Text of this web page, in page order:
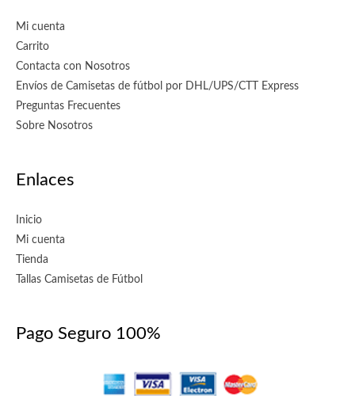
Mi cuenta
Carrito
Contacta con Nosotros
Envíos de Camisetas de fútbol por DHL/UPS/CTT Express
Preguntas Frecuentes
Sobre Nosotros
Enlaces
Inicio
Mi cuenta
Tienda
Tallas Camisetas de Fútbol
Pago Seguro 100%